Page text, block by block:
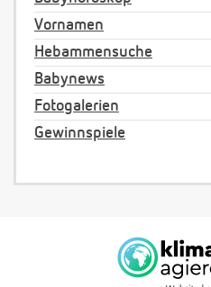
Vornamen
Hebammensuche
Babynews
Fotogalerien
Gewinnspiele